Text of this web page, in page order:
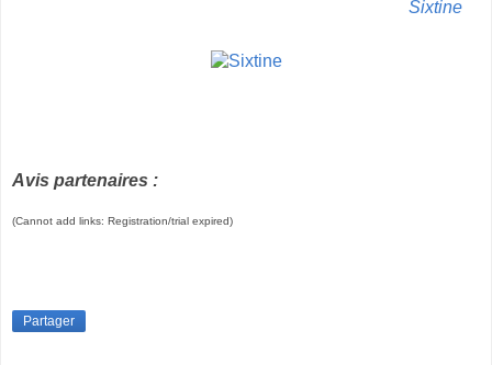
Sixtine
Avis partenaires :
(Cannot add links: Registration/trial expired)
Partager